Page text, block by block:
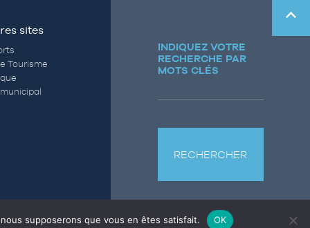
sites
Tourisme
INDIQUEZ VOTRE
RECHERCHE PAR
MOTS CLÉS
RECHERCHER
supposerons que vous en êtes satisfait. OK